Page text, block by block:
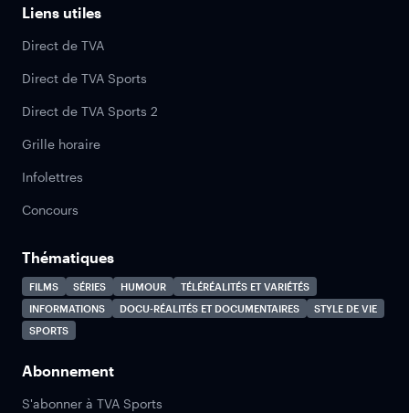
Liens utiles
Direct de TVA
Direct de TVA Sports
Direct de TVA Sports 2
Grille horaire
Infolettres
Concours
Thématiques
FILMS SÉRIES HUMOUR
TÉLÉRÉALITÉS ET VARIÉTÉS
INFORMATIONS
DOCU-RÉALITÉS ET DOCUMENTAIRES
STYLE DE VIE
SPORTS
Abonnement
S'abonner à TVA Sports